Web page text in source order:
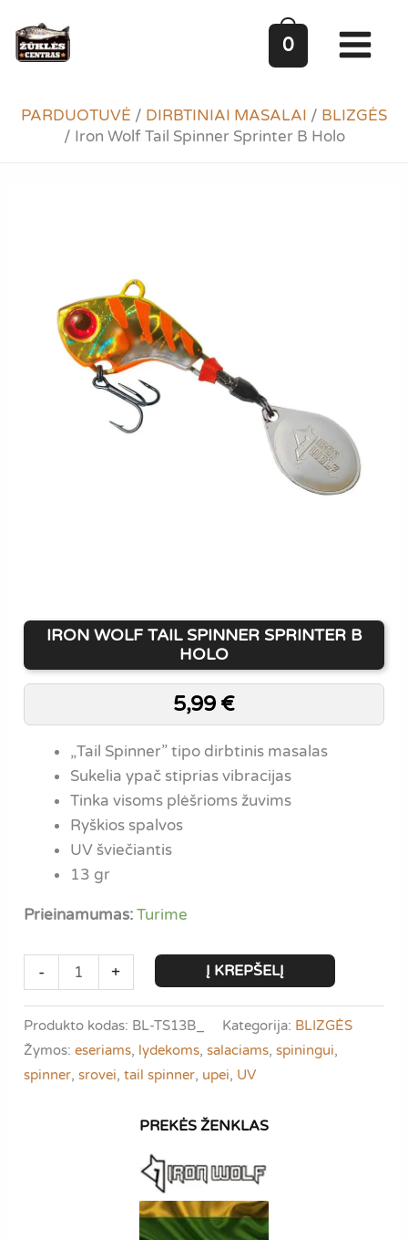
prie
turinio
0
PARDUOTUVĖ / DIRBTINIAI MASALAI / BLIZGĖS
/ Iron Wolf Tail Spinner Sprinter B Holo
IRON WOLF TAIL SPINNER SPRINTER B
HOLO
5,99 €
„Tail Spinner” tipo dirbtinis masalas
Sukelia ypač stiprias vibracijas
Tinka visoms plėšrioms žuvims
Ryškios spalvos
UV šviečiantis
13 gr
Prieinamumas:Turime
-
produkto
kiekis:
Wolf
Tail
Spinner
+ Į KREPŠELĮ
Produkto kodas: BL-TS13B_ Kategorija: BLIZGĖS
Žymos:eseriams lydekoms ,salaciams ,spiningui
spinner ,srovei ,tail spinner upei UV